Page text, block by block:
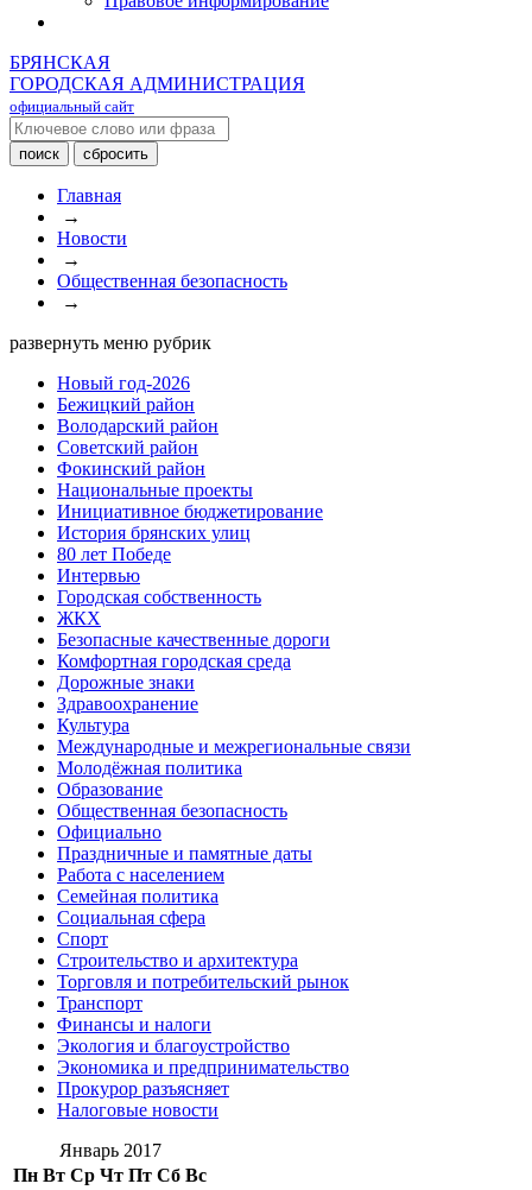
БРЯНСКАЯ
ГОРОДСКАЯ АДМИНИСТРАЦИЯ
официальный сайт
Главная
→
Новости
→
Общественная безопасность
→
развернуть меню рубрик
Новый год-2026
Бежицкий район
Володарский район
Советский район
Фокинский район
Национальные проекты
Инициативное бюджетирование
История брянских улиц
80 лет Победе
Интервью
Городская собственность
ЖКХ
Безопасные качественные дороги
Комфортная городская среда
Дорожные знаки
Здравоохранение
Культура
Международные и межрегиональные связи
Молодёжная политика
Образование
Общественная безопасность
Официально
Праздничные и памятные даты
Работа с населением
Семейная политика
Социальная сфера
Спорт
Строительство и архитектура
Торговля и потребительский рынок
Транспорт
Финансы и налоги
Экология и благоустройство
Экономика и предпринимательство
Прокурор разъясняет
Налоговые новости
Январь 2017
Пн Вт Ср Чт Пт Сб Вс